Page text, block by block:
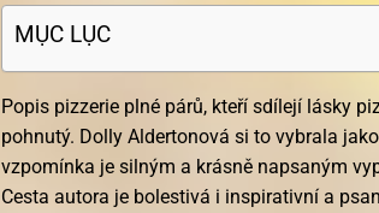
MỤC LỤC
Popis pizzerie plné párů, kteří sdílejí lásky
pohnutý. Dolly Aldertonová si to vybrala
vzpomínka je silným a krásně napsaným
Cesta autora je bolestivá i inspirativní a